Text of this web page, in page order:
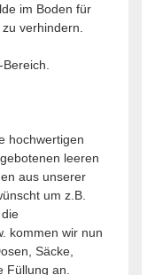
im Boden für
verhindern.
hochwertigen
leeren
aus unserer
um z.B.
kommen wir nun
Säcke,
Füllung an.